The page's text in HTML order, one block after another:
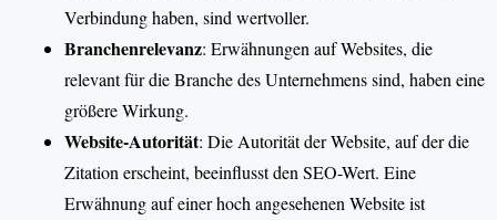
Verbindung haben, sind wertvoller.
Branchenrelevanz: Erwähnungen auf Websites, die
relevant für die Branche des Unternehmens sind, haben eine
größere Wirkung.
Website-Autorität: Die Autorität der Website, auf der die
Zitation erscheint, beeinflusst den SEO-Wert. Eine
Erwähnung auf einer hoch angesehenen Website ist